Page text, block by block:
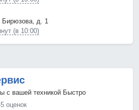
д. 1
(в 10:00)
с вашей техникой Быстро
оценок